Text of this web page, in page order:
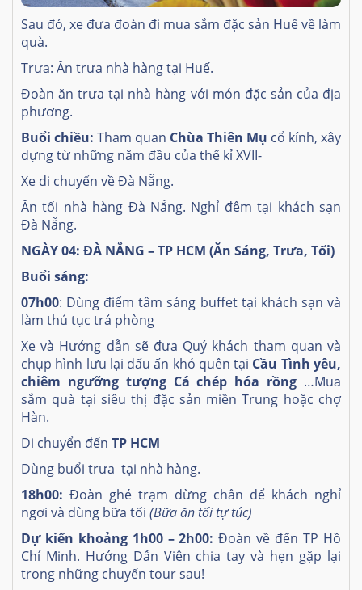
Sau đó, xe đưa đoàn đi mua sắm đặc sản Huế về làm
quà.
Trưa: Ăn trưa nhà hàng tại Huế.
Đoàn ăn trưa tại nhà hàng với món đặc sản của địa
phương.
Buổi chiều: Tham quan Chùa Thiên Mụ cổ kính, xây
dựng từ những năm đầu của thế kỉ XVII-
Xe di chuyển về Đà Nẵng.
Ăn tối nhà hàng Đà Nẵng. Nghỉ đêm tại khách sạn
Đà Nẵng.
NGÀY 04: ĐÀ NẴNG – TP HCM (Ăn Sáng, Trưa, Tối)
Buổi sáng:
07h00: Dùng điểm tâm sáng buffet tại khách sạn và
làm thủ tục trả phòng
Xe và Hướng dẫn sẽ đưa Quý khách tham quan và
chụp hình lưu lại dấu ấn khó quên tại Cầu Tình yêu,
chiêm ngưỡng tượng Cá chép hóa rồng …Mua
sắm quà tại siêu thị đặc sản miền Trung hoặc chợ
Hàn.
Di chuyển đến TP HCM
Dùng buổi trưa tại nhà hàng.
18h00: Đoàn ghé trạm dừng chân để khách nghỉ
ngơi và dùng bữa tối (Bữa ăn tối tự túc)
Dự kiến khoảng 1h00 – 2h00: Đoàn về đến TP Hồ
Chí Minh. Hướng Dẫn Viên chia tay và hẹn gặp lại
trong những chuyến tour sau!